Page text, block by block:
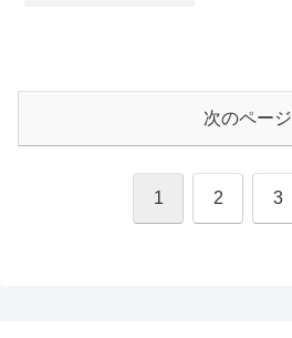
次のページ
1 2 3